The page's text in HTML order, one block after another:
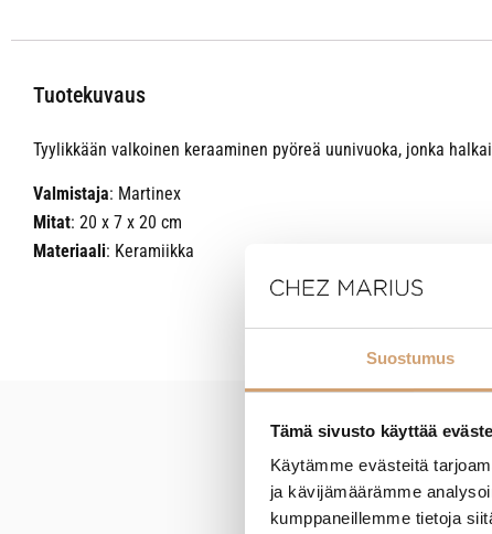
Suostumus
Tämä sivusto käyttää
Käytämme evästeitä
ja kävijämäärämme
kumppaneillemme tietoja
Tuotekuvaus
Tyylikkään valkoinen keraaminen pyöreä uunivuoka, jonka
Valmistaja: Martinex
Mitat: 20 x 7 x 20 cm
Materiaali: Keramiikka